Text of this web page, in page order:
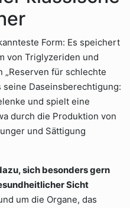
Form: Es speichert
von Triglyzeriden und
für schlechte
seine Daseinsberechtigung:
und spielt eine
durch die Produktion von
und Sättigung
sich besonders gern
Sicht
um die Organe, das